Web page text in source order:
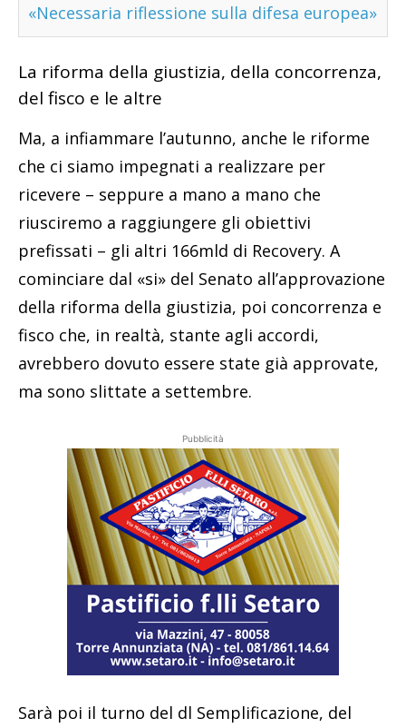
«Necessaria riflessione sulla difesa europea»
La riforma della giustizia, della concorrenza,
del fisco e le altre
Ma, a infiammare l’autunno, anche le riforme
che ci siamo impegnati a realizzare per
ricevere – seppure a mano a mano che
riusciremo a raggiungere gli obiettivi
prefissati – gli altri 166mld di Recovery. A
cominciare dal «si» del Senato all’approvazione
della riforma della giustizia, poi concorrenza e
fisco che, in realtà, stante agli accordi,
avrebbero dovuto essere state già approvate,
ma sono slittate a settembre.
Pubblicità
Sarà poi il turno del dl Semplificazione, del